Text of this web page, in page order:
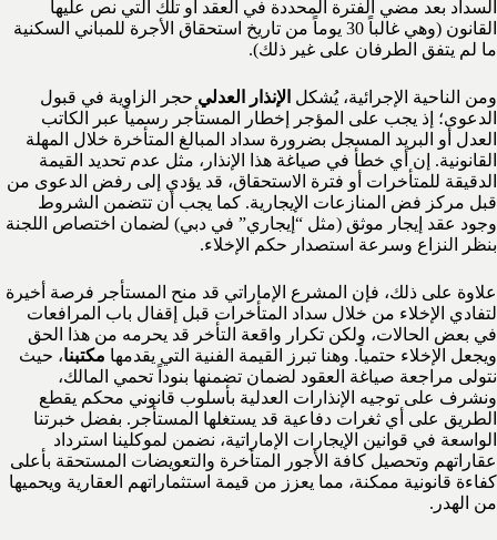
السداد بعد مضي الفترة المحددة في العقد أو تلك التي نص عليها
القانون (وهي غالباً 30 يوماً من تاريخ استحقاق الأجرة للمباني السكنية
ما لم يتفق الطرفان على غير ذلك).
ومن الناحية الإجرائية، يُشكل الإنذار العدلي حجر الزاوية في قبول
الدعوى؛ إذ يجب على المؤجر إخطار المستأجر رسمياً عبر الكاتب
العدل أو البريد المسجل بضرورة سداد المبالغ المتأخرة خلال المهلة
القانونية. إن أي خطأ في صياغة هذا الإنذار، مثل عدم تحديد القيمة
الدقيقة للمتأخرات أو فترة الاستحقاق، قد يؤدي إلى رفض الدعوى من
قبل مركز فض المنازعات الإيجارية. كما يجب أن تتضمن الشروط
وجود عقد إيجار موثق (مثل “إيجاري” في دبي) لضمان اختصاص اللجنة
بنظر النزاع وسرعة استصدار حكم الإخلاء.
علاوة على ذلك، فإن المشرع الإماراتي قد منح المستأجر فرصة أخيرة
لتفادي الإخلاء من خلال سداد المتأخرات قبل إقفال باب المرافعات
في بعض الحالات، ولكن تكرار واقعة التأخر قد يحرمه من هذا الحق
ويجعل الإخلاء حتمياً. وهنا تبرز القيمة الفنية التي يقدمها مكتبنا، حيث
نتولى مراجعة صياغة العقود لضمان تضمنها بنوداً تحمي المالك،
ونشرف على توجيه الإنذارات العدلية بأسلوب قانوني محكم يقطع
الطريق على أي ثغرات دفاعية قد يستغلها المستأجر. بفضل خبرتنا
الواسعة في قوانين الإيجارات الإماراتية، نضمن لموكلينا استرداد
عقاراتهم وتحصيل كافة الأجور المتأخرة والتعويضات المستحقة بأعلى
كفاءة قانونية ممكنة، مما يعزز من قيمة استثماراتهم العقارية ويحميها
من الهدر.